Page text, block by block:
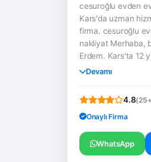
cesuroğlu evden
Kars'da uzman
firma. cesuroğlu
nakliyat Merhaba,
Erdem. Kars'ta 12
Devamı
4.8
Onaylı Firma
WhatsApp